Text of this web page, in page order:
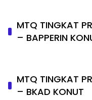
MTQ TINGKAT
– BAPPERIN
MTQ TINGKAT
– BKAD KONUT